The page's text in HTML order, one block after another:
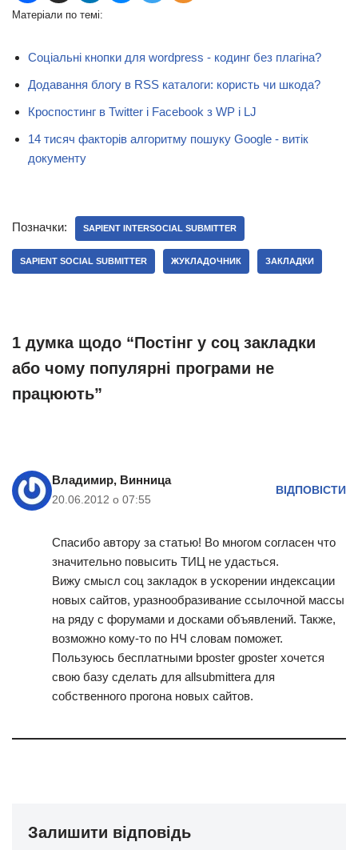
Матеріали по темі:
Соціальні кнопки для wordpress - кодинг без плагіна?
Додавання блогу в RSS каталоги: користь чи шкода?
Кроспостинг в Twitter і Facebook з WP і LJ
14 тисяч факторів алгоритму пошуку Google - витік
документу
Позначки: SAPIENT INTERSOCIAL SUBMITTER
SAPIENT SOCIAL SUBMITTER ЖУКЛАДОЧНИК ЗАКЛАДКИ
1 думка щодо “Постінг у соц закладки
або чому популярні програми не
працюють”
Владимир, Винница
20.06.2012 о 07:55
ВІДПОВІСТИ
Спасибо автору за статью! Во многом согласен что
значительно повысить ТИЦ не удасться.
Вижу смысл соц закладок в ускорении индексации
новых сайтов, уразнообразивание ссылочной массы
на ряду с форумами и досками объявлений. Также,
возможно кому-то по НЧ словам поможет.
Пользуюсь бесплатными bposter gposter хочется
свою базу сделать для allsubmittera для
собственного прогона новых сайтов.
Залишити відповідь